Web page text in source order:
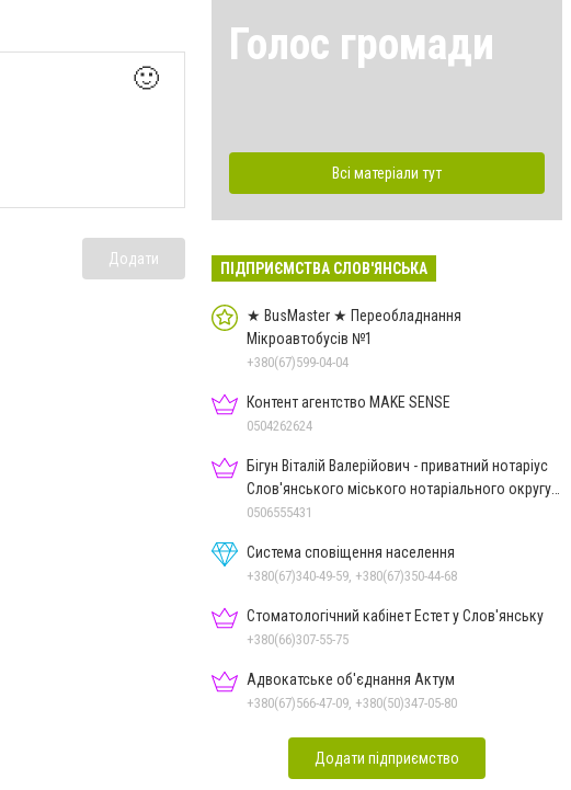
🙂
Додати
Голос громади
Всі матеріали тут
ПІДПРИЄМСТВА СЛОВ'ЯНСЬКА
★ BusMaster ★ Переобладнання
Мікроавтобусів №1
+380(67)599-04-04
Контент агентство MAKE SENSE
0504262624
Бігун Віталій Валерійович - приватний нотаріус
Слов'янського міського нотаріального округу
Дон.обл.
0506555431
Система сповіщення населення
+380(67)340-49-59, +380(67)350-44-68
Стоматологічний кабінет Естет у Слов'янську
+380(66)307-55-75
Адвокатське об'єднання Актум
+380(67)566-47-09, +380(50)347-05-80
Додати підприємство